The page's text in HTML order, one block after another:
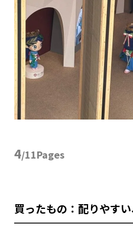
4/11Pages
買ったもの：配りやす